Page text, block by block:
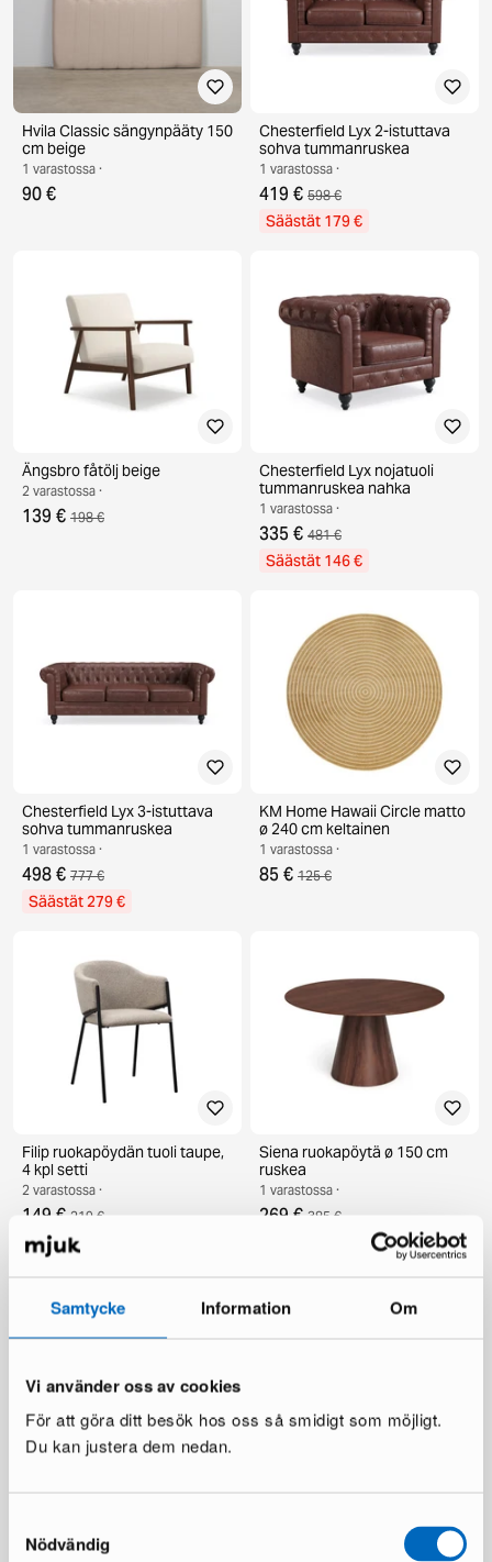
Samtycke Information Om
Vi använder oss av cookies
För att göra ditt besök hos oss så smidigt som möjligt.
Du kan justera dem nedan.
Nödvändig
Hvila Classic sängynpääty 150
cm beige
1 varastossa ·
90 €
Chesterfield Lyx 2-istuttava
sohva tummanruskea
1 varastossa ·
419 € 598 €
Säästät 179 €
Ängsbro fåtölj beige
2 varastossa ·
139 € 198 €
Chesterfield Lyx nojatuoli
tummanruskea nahka
1 varastossa ·
335 € 481 €
Säästät 146 €
Chesterfield Lyx 3-istuttava
sohva tummanruskea
1 varastossa ·
498 € 777 €
Säästät 279 €
KM Home Hawaii Circle matto
ø 240 cm keltainen
1 varastossa ·
85 € 125 €
Filip ruokapöydän tuoli taupe,
4 kpl setti
2 varastossa ·
149 € 219 €
Siena ruokapöytä ø 150 cm
ruskea
1 varastossa ·
269 € 385 €
Scandinavian Choice Lyon
359 € 598 €
deNoord Marcus terassipöytä